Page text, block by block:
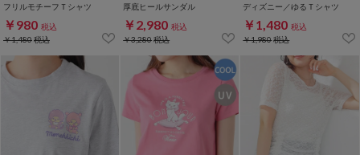
フリルモチーフＴシャツ
￥980 税込
￥1,480税込
厚底ヒールサンダル
￥2,980 税込
￥3,280税込
ディズニー／ゆるＴシャツ
￥1,480 税込
￥1,980税込